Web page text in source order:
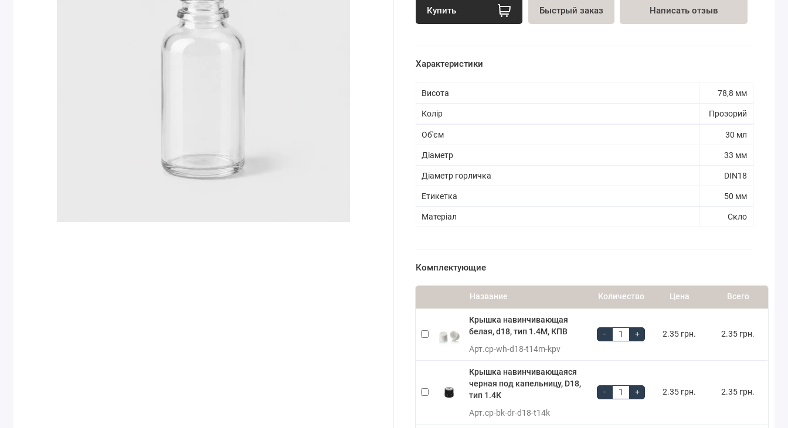
Купить Быстрый заказ Написать отзыв
Характеристики
Висота 78,8 мм
Колір Прозорий
Об'єм 30 мл
Діаметр 33 мм
Діаметр горличка DIN18
Етикетка 50 мм
Матеріал Скло
Комплектующие
Название Количество Цена Всего
Крышка навинчивающая
белая, d18, тип 1.4М, КПВ
Арт.cp-wh-d18-t14m-kpv
- + 2.35 грн. 2.35 грн.
Крышка навинчивающаяся
черная под капельницу, D18,
тип 1.4К
Арт.cp-bk-dr-d18-t14k
- + 2.35 грн. 2.35 грн.